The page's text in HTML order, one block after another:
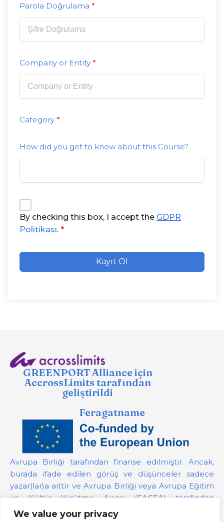
We value your privacy
Parola Doğrulama
Company or Entity
Category
How did you get to know about this Course?
By checking this box, I accept the GDPR
Politikası.
Kayıt Ol
GREENPORT Alliance için
AccrossLimits tarafından
geliştirildi
Feragatname
Avrupa Birliği tarafından finanse edilmiştir. Ancak,
burada ifade edilen görüş ve düşünceler sadece
yazar(lar)a aittir ve Avrupa Birliği veya Avrupa Eğitim
ve Kültür Yürütme Ajansı (EACEA) tarafından
desteklenmeyebilir. Avrupa Birliği veya bağış